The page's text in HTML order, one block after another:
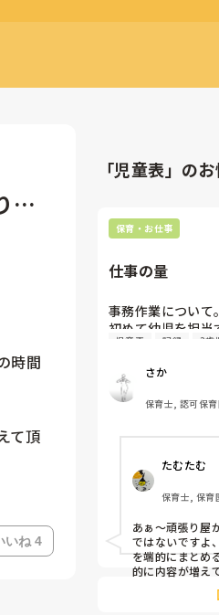
す
時間
て頂
いいね 4
「児童表」の
保育・お仕事
仕事の量
事務作業について
初めて幼児を担
いて指摘されま
などでこの量を
で、もっと書く量
例年幼児はあま
間的な理由で書
言いたいことは
作業的なところ
ります。なんと
抜いているよう
ん。
保育園ってこん
に務めていて、
育業界の共通認
児童表 記録 3歳
さか
保育士, 認可保
たむたむ
保育士, 保育
あぁ〜頑張り屋
ではないですよ
を端的にまとめ
的に内容が増え
んか、たくさん
ため」なのが